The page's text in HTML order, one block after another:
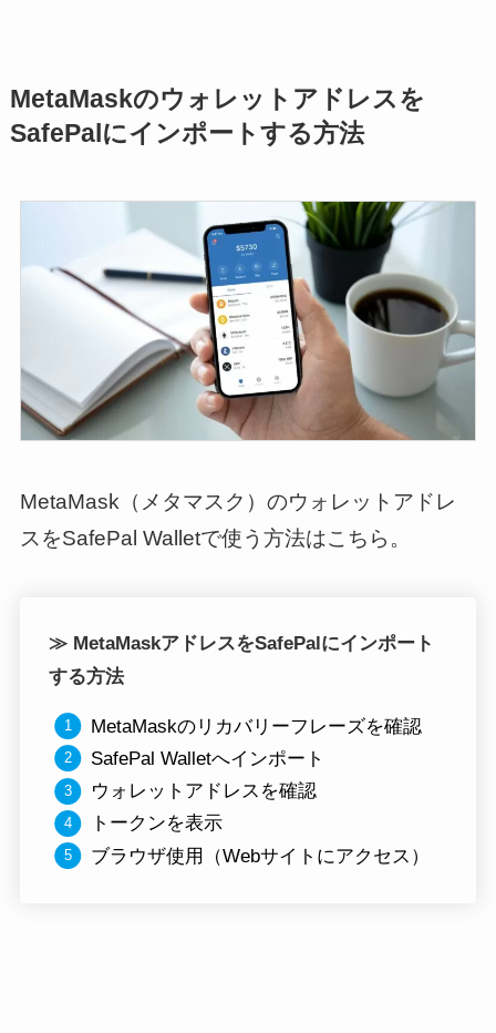
MetaMaskのウォレットアドレスを
SafePalにインポートする方法
MetaMask（メタマスク）のウォレットアドレ
スをSafePal Walletで使う方法はこちら。
≫ MetaMaskアドレスをSafePalにインポート
する方法
MetaMaskのリカバリーフレーズを確認
SafePal Walletへインポート
ウォレットアドレスを確認
トークンを表示
ブラウザ使用（Webサイトにアクセス ）